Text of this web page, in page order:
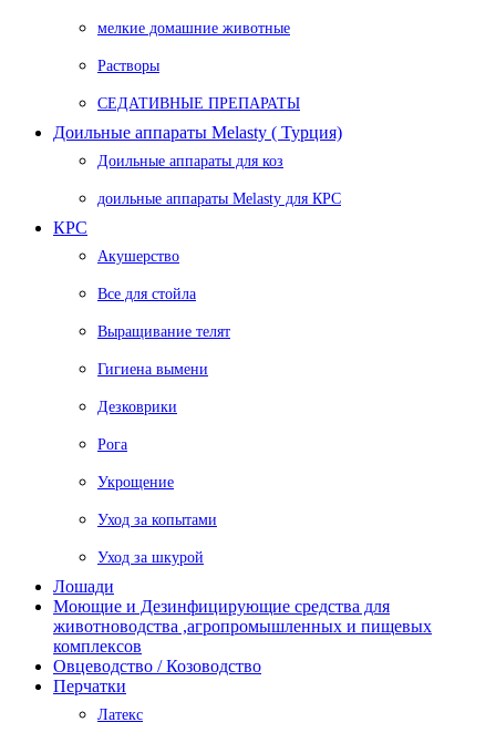
мелкие домашние животные
Растворы
СЕДАТИВНЫЕ ПРЕПАРАТЫ
Доильные аппараты Melasty ( Турция)
Доильные аппараты для коз
доильные аппараты Melasty для КРС
КРС
Акушерство
Все для стойла
Выращивание телят
Гигиена вымени
Дезковрики
Рога
Укрощение
Уход за копытами
Уход за шкурой
Лошади
Моющие и Дезинфицирующие средства для
животноводства ,агропромышленных и пищевых
комплексов
Овцеводство / Козоводство
Перчатки
Латекс